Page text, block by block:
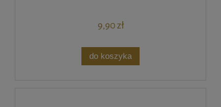
9,90 zł
do koszyka